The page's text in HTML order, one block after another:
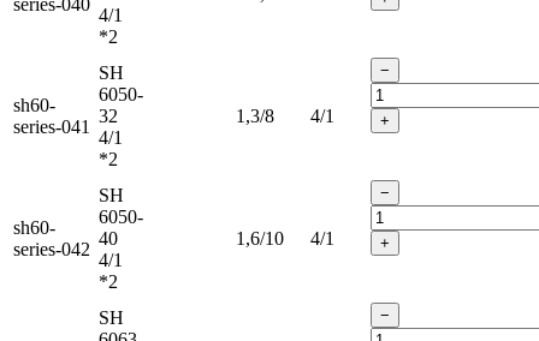
4/1
*2
sh60-
series-041
SH
6050-
32
4/1
*2
1,3/8 4/1
−
+
sh60-
series-042
SH
6050-
40
4/1
*2
1,6/10 4/1
−
+
SH
−